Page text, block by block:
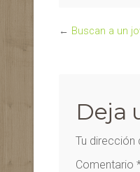
← Buscan a un
Deja
Tu dirección
Comentario